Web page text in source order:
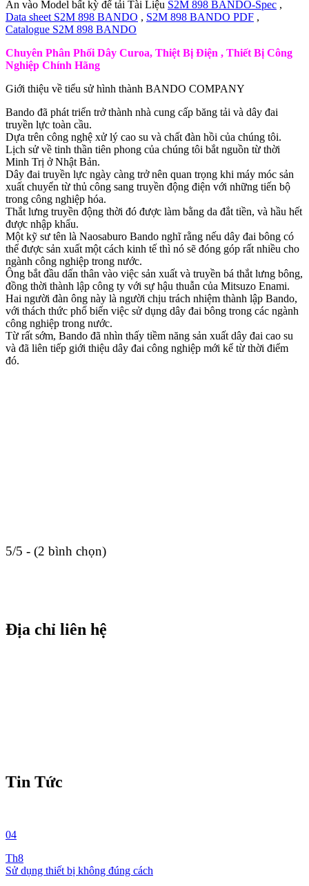
Ân vào Model bất kỳ để tải Tài Liệu S2M 898 BANDO-Spec ,
Data sheet S2M 898 BANDO , S2M 898 BANDO PDF ,
Catalogue S2M 898 BANDO
Chuyên Phân Phối Dây Curoa, Thiệt Bị Điện , Thiết Bị Công
Nghiệp Chính Hãng
Giới thiệu về tiểu sử hình thành BANDO COMPANY
Bando đã phát triển trở thành nhà cung cấp băng tải và dây đai
truyền lực toàn cầu.
Dựa trên công nghệ xử lý cao su và chất đàn hồi của chúng tôi.
Lịch sử về tinh thần tiên phong của chúng tôi bắt nguồn từ thời
Minh Trị ở Nhật Bản.
Dây đai truyền lực ngày càng trở nên quan trọng khi máy móc sản
xuất chuyển từ thủ công sang truyền động điện với những tiến bộ
trong công nghiệp hóa.
Thắt lưng truyền động thời đó được làm bằng da đắt tiền, và hầu hết
được nhập khẩu.
Một kỹ sư tên là Naosaburo Bando nghĩ rằng nếu dây đai bông có
thể được sản xuất một cách kinh tế thì nó sẽ đóng góp rất nhiều cho
ngành công nghiệp trong nước.
Ông bắt đầu dấn thân vào việc sản xuất và truyền bá thắt lưng bông,
đồng thời thành lập công ty với sự hậu thuẫn của Mitsuzo Enami.
Hai người đàn ông này là người chịu trách nhiệm thành lập Bando,
với thách thức phổ biến việc sử dụng dây đai bông trong các ngành
công nghiệp trong nước.
Từ rất sớm, Bando đã nhìn thấy tiềm năng sản xuất dây đai cao su
và đã liên tiếp giới thiệu dây đai công nghiệp mới kể từ thời điểm
đó.
5/5 - (2 bình chọn)
Địa chỉ liên hệ
Tin Tức
04
Th8
Sử dụng thiết bị không đúng cách